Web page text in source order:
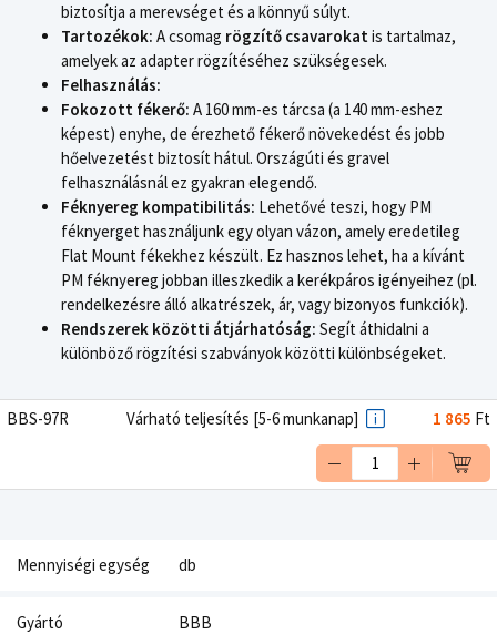
biztosítja a merevséget és a könnyű súlyt.
Tartozékok: A csomag rögzítő csavarokat is tartalmaz,
amelyek az adapter rögzítéséhez szükségesek.
Felhasználás:
Fokozott fékerő: A 160 mm-es tárcsa (a 140 mm-eshez
képest) enyhe, de érezhető fékerő növekedést és jobb
hőelvezetést biztosít hátul. Országúti és gravel
felhasználásnál ez gyakran elegendő.
Féknyereg kompatibilitás: Lehetővé teszi, hogy PM
féknyerget használjunk egy olyan vázon, amely eredetileg
Flat Mount fékekhez készült. Ez hasznos lehet, ha a kívánt
PM féknyereg jobban illeszkedik a kerékpáros igényeihez (pl.
rendelkezésre álló alkatrészek, ár, vagy bizonyos funkciók).
Rendszerek közötti átjárhatóság: Segít áthidalni a
különböző rögzítési szabványok közötti különbségeket.
BBS-97R Várható teljesítés [5-6 munkanap] 1 865 Ft
Mennyiségi egység db
Gyártó BBB